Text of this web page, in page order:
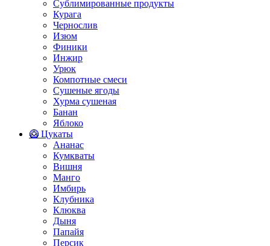
Сублимированные продукты
Курага
Чернослив
Изюм
Финики
Инжир
Урюк
Компотные смеси
Сушеные ягоды
Хурма сушеная
Банан
Яблоко
🥝 Цукаты
Ананас
Кумкваты
Вишня
Манго
Имбирь
Клубника
Клюква
Дыня
Папайя
Персик